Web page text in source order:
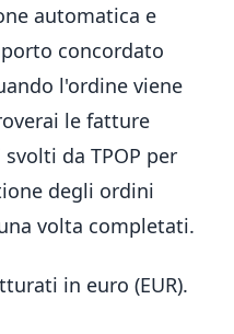
automatica e
concordato
l'ordine viene
le fatture
da TPOP per
degli ordini
volta completati.
in euro (EUR).